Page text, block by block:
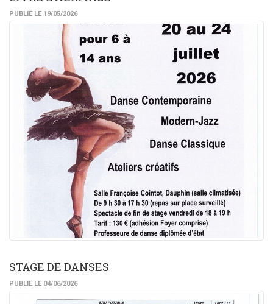
PUBLIÉ LE 19/05/2026
STAGE DE DANSES
PUBLIÉ LE 04/06/2026